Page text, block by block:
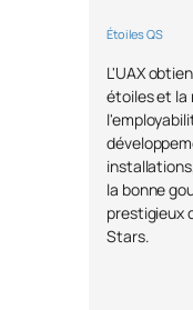
Étoiles QS
L'UAX
étoiles et la
la bonne
prestigieux
Stars.